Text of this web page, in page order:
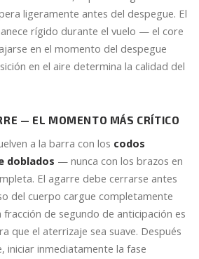
ligeramente antes del despegue. El
rígido durante el vuelo — el core
en el momento del despegue
en el aire determina la calidad del
— EL MOMENTO MÁS CRÍTICO
a la barra con los codos
doblados — nunca con los brazos en
El agarre debe cerrarse antes
del cuerpo cargue completamente
fracción de segundo de anticipación es
que el aterrizaje sea suave. Después
iniciar inmediatamente la fase